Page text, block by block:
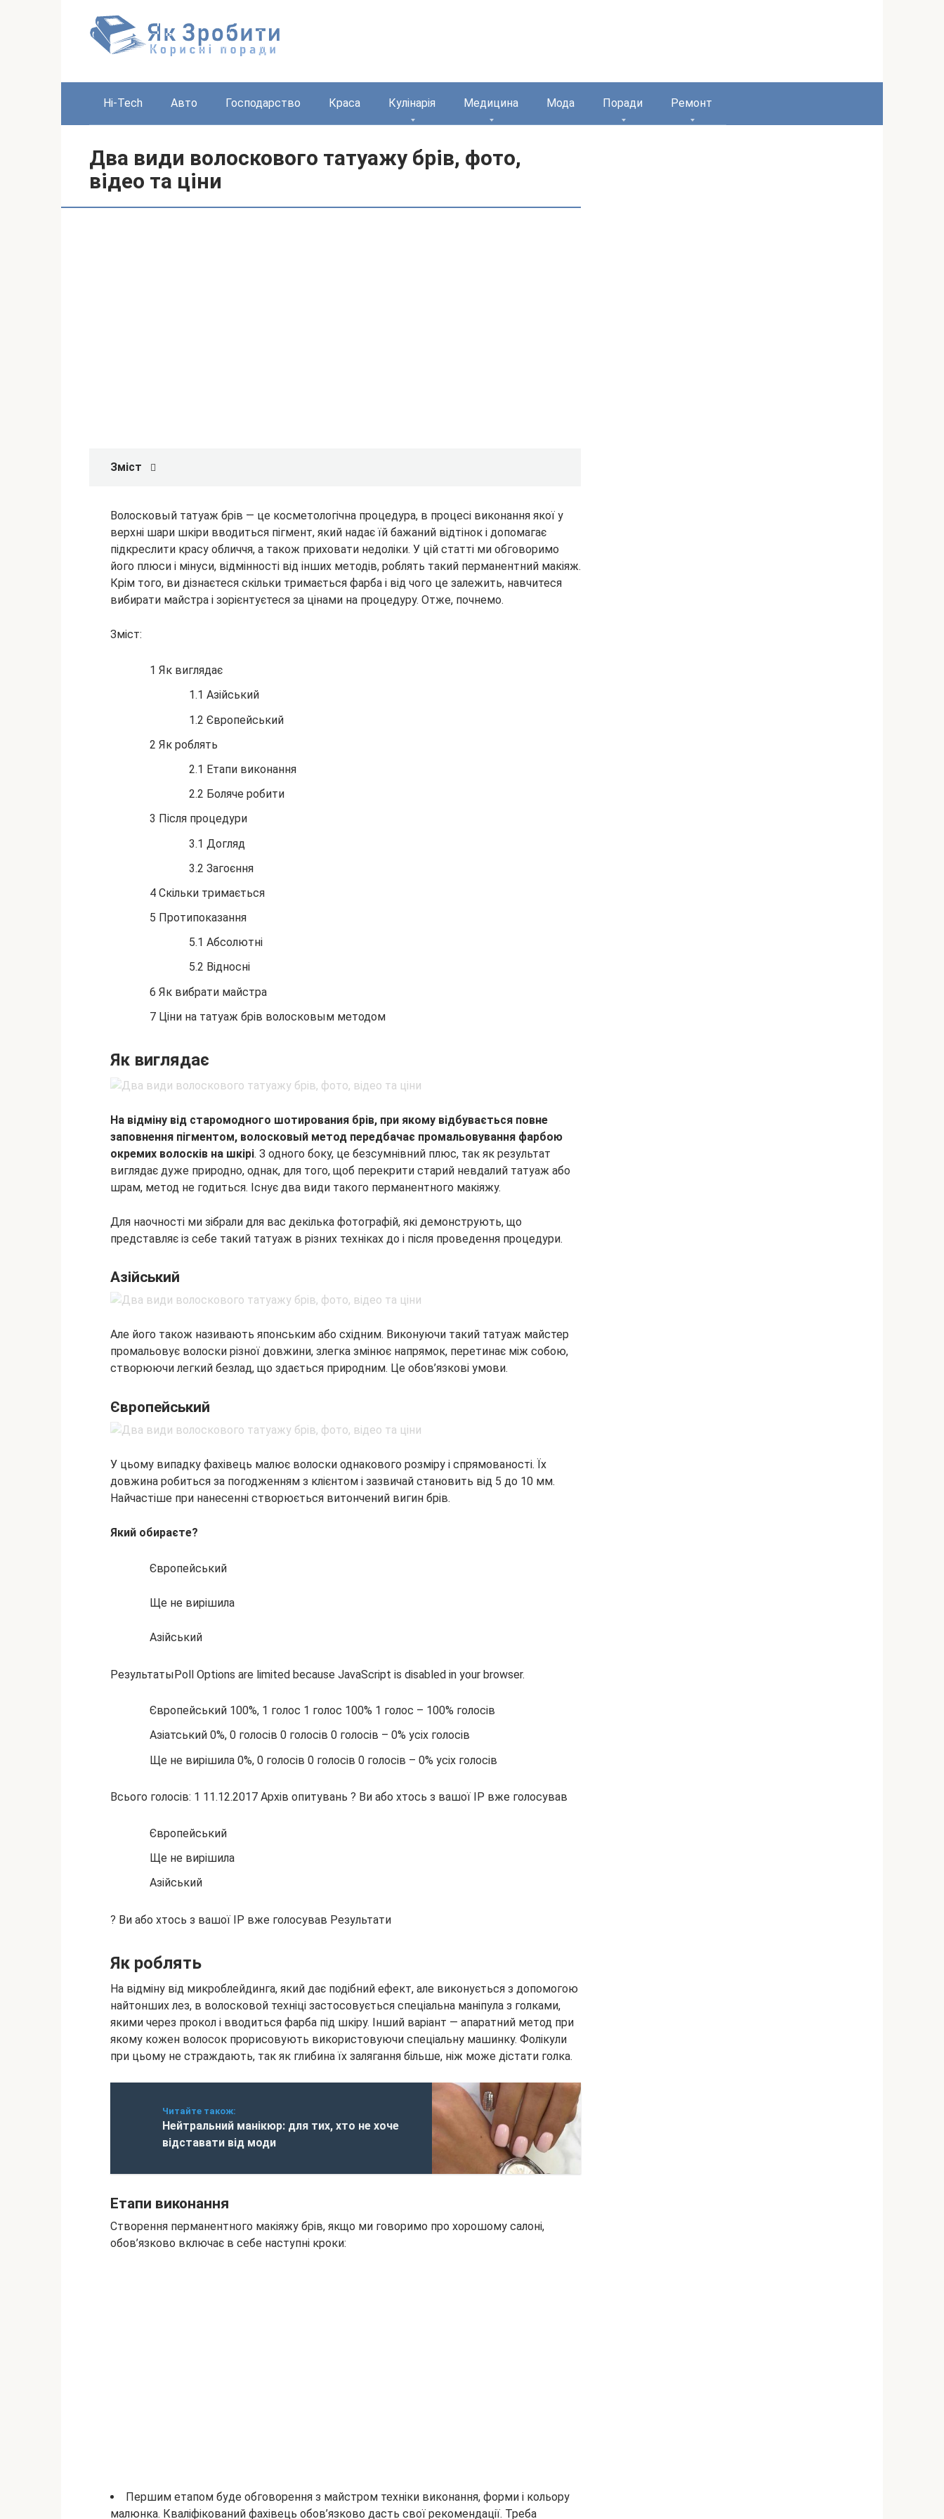
Hi-Tech Авто Господарство Краса Кулінарія Медицина Мода Поради Ремонт
Два види волоскового татуажу брів, фото,
відео та ціни
Зміст
Волосковый татуаж брів — це косметологічна процедура, в процесі виконання якої у
верхні шари шкіри вводиться пігмент, який надає їй бажаний відтінок і допомагає
підкреслити красу обличчя, а також приховати недоліки. У цій статті ми обговоримо
його плюси і мінуси, відмінності від інших методів, роблять такий перманентний макіяж.
Крім того, ви дізнаєтеся скільки тримається фарба і від чого це залежить, навчитеся
вибирати майстра і зорієнтуєтеся за цінами на процедуру. Отже, почнемо.
Зміст:
1 Як виглядає
1.1 Азійський
1.2 Європейський
2 Як роблять
2.1 Етапи виконання
2.2 Боляче робити
3 Після процедури
3.1 Догляд
3.2 Загоєння
4 Скільки тримається
5 Протипоказання
5.1 Абсолютні
5.2 Відносні
6 Як вибрати майстра
7 Ціни на татуаж брів волосковым методом
Як виглядає
На відміну від старомодного шотирования брів, при якому відбувається повне
заповнення пігментом, волосковый метод передбачає промальовування фарбою
окремих волосків на шкірі. З одного боку, це безсумнівний плюс, так як результат
виглядає дуже природно, однак, для того, щоб перекрити старий невдалий татуаж або
шрам, метод не годиться. Існує два види такого перманентного макіяжу.
Для наочності ми зібрали для вас декілька фотографій, які демонструють, що
представляє із себе такий татуаж в різних техніках до і після проведення процедури.
Азійський
Але його також називають японським або східним. Виконуючи такий татуаж майстер
промальовує волоски різної довжини, злегка змінює напрямок, перетинає між собою,
створюючи легкий безлад, що здається природним. Це обов’язкові умови.
Європейський
У цьому випадку фахівець малює волоски однакового розміру і спрямованості. Їх
довжина робиться за погодженням з клієнтом і зазвичай становить від 5 до 10 мм.
Найчастіше при нанесенні створюється витончений вигин брів.
Який обираєте?
Європейський
Ще не вирішила
Азійський
РезультатыPoll Options are limited because JavaScript is disabled in your browser.
Європейський 100%, 1 голос 1 голос 100% 1 голос – 100% голосів
Азіатський 0%, 0 голосів 0 голосів 0 голосів – 0% усіх голосів
Ще не вирішила 0%, 0 голосів 0 голосів 0 голосів – 0% усіх голосів
Всього голосів: 1 11.12.2017 Архів опитувань ? Ви або хтось з вашої IP вже голосував
Європейський
Ще не вирішила
Азійський
? Ви або хтось з вашої IP вже голосував Результати
Як роблять
На відміну від микроблейдинга, який дає подібний ефект, але виконується з допомогою
найтонших лез, в волосковой техніці застосовується спеціальна маніпула з голками,
якими через прокол і вводиться фарба під шкіру. Інший варіант — апаратний метод при
якому кожен волосок прорисовують використовуючи спеціальну машинку. Фолікули
при цьому не страждають, так як глибина їх залягання більше, ніж може дістати голка.
Читайте також:
Нейтральний манікюр: для тих, хто не хоче
відставати від моди
Етапи виконання
Створення перманентного макіяжу брів, якщо ми говоримо про хорошому салоні,
обов’язково включає в себе наступні кроки:
Першим етапом буде обговорення з майстром техніки виконання, форми і кольору
малюнка. Кваліфікований фахівець обов’язково дасть свої рекомендації. Треба